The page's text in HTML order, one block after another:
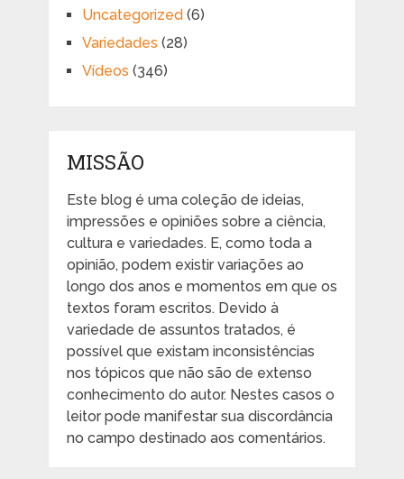
Uncategorized (6)
Variedades (28)
Vídeos (346)
MISSÃO
Este blog é uma coleção de ideias,
impressões e opiniões sobre a ciência,
cultura e variedades. E, como toda a
opinião, podem existir variações ao
longo dos anos e momentos em que os
textos foram escritos. Devido à
variedade de assuntos tratados, é
possível que existam inconsistências
nos tópicos que não são de extenso
conhecimento do autor. Nestes casos o
leitor pode manifestar sua discordância
no campo destinado aos comentários.